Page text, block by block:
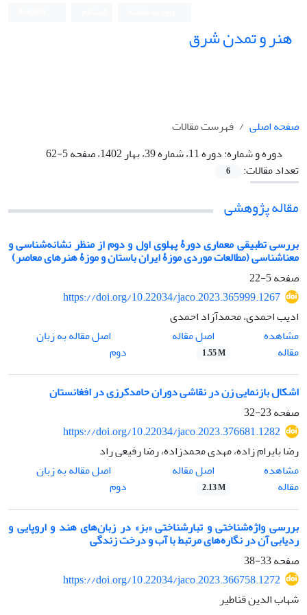
هنر و تمدن شرق
صفحه اصلی
فهرست مقالات
دوره و شماره:دوره 11، شماره 39، بهار 1402، صفحه 5-62
تعداد مقالات:
6
مقاله پژوهشی
بررسی تطبیقی معماری دورۀ پهلوی اول و دوم از منظر نشانه‌شناسی و
معناشناسی (مطالعات موردی موزۀ ایران باستان و موزۀ هنرهای معاصر)
صفحه5-22
https://doi.org/10.22034/jaco.2023.365999.1267
ادیب احمدی، محمدآزاد احمدی
مشاهده
مقاله
اصل مقاله
1.55 M
اصل مقاله به زبان
دوم
اشکال بازنمایی زن در نقاشی دوران حامدکرزی در افغانستان
صفحه23-32
https://doi.org/10.22034/jaco.2023.376681.1282
رضا بایرام زاده، مهدی محمدزاده، رضا رفیعی راد
مشاهده
مقاله
اصل مقاله
2.13 M
اصل مقاله به زبان
دوم
بررسی واژه‌شناختی و تبارشناختی «بز» در زبان‌های هند و اروپایی و
ردیابی آن در نگاره‌های مرتبط با آب و درخت زندگی
صفحه33-38
https://doi.org/10.22034/jaco.2023.366758.1272
شهاب الدین قناطیر